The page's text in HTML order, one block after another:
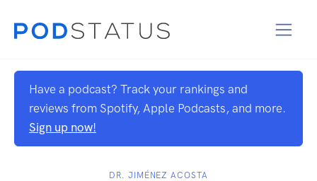
Have a podcast? Track your rankings and
reviews from Spotify, Apple Podcasts, and more.
Sign up now!
DR. JIMÉNEZ ACOSTA